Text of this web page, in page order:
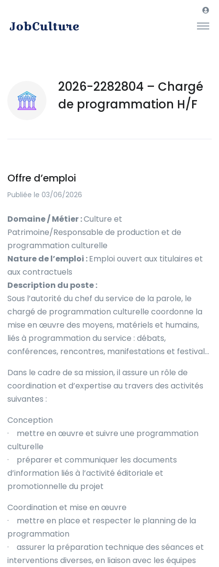
2026-2282804 – Chargé
de programmation H/F
Offre d’emploi
Publiée le 03/06/2026
Domaine / Métier :Culture et
Patrimoine/Responsable de production et de
programmation culturelle
Nature de l’emploi :Emploi ouvert aux titulaires et
aux contractuels
Description du poste :
Sous l’autorité du chef du service de la parole, le
chargé de programmation culturelle coordonne la
mise en œuvre des moyens, matériels et humains,
liés à programmation du service : débats,
conférences, rencontres, manifestations et festival…
Dans le cadre de sa mission, il assure un rôle de
coordination et d’expertise au travers des activités
suivantes :
Conception
· mettre en œuvre et suivre une programmation
culturelle
· préparer et communiquer les documents
d’information liés à l’activité éditoriale et
promotionnelle du projet
Coordination et mise en œuvre
· mettre en place et respecter le planning de la
programmation
· assurer la préparation technique des séances et
interventions diverses, en liaison avec les équipes